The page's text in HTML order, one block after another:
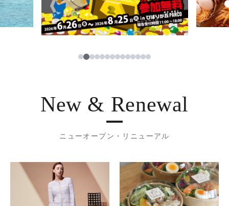
123456789101112
13
New & Renewal
ニューオープン・リニューアル